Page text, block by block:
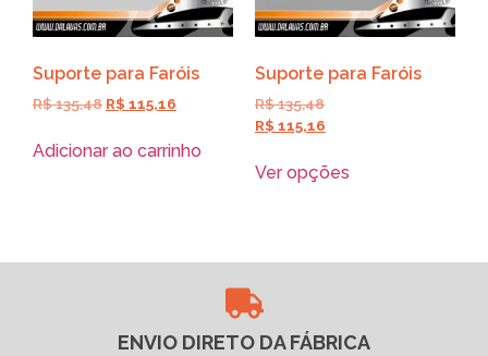
Suporte para Faróis
R$135,48 R$ 115,16
Adicionar ao carrinho
Suporte para Faróis
R$135,48
R$ 115,16
Ver opções
ENVIO DIRETO DA FÁBRICA